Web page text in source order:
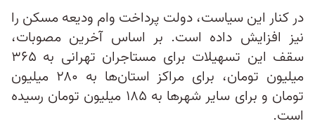
در کنار این سیاست، دولت پرداخت وام ودیعه مسکن را
نیز افزایش داده است. بر اساس آخرین مصوبات،
سقف این تسهیلات برای مستاجران تهرانی به ۳۶۵
میلیون تومان، برای مراکز استان‌ها به ۲۸۰ میلیون
تومان و برای سایر شهرها به ۱۸۵ میلیون تومان رسیده
است.